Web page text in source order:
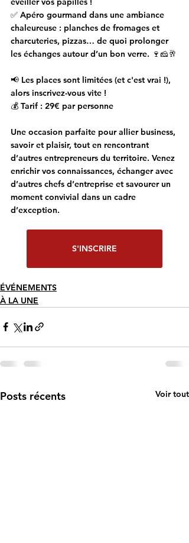
✅ Apéro gourmand dans une ambiance
chaleureuse : planches de fromages et
charcuteries, pizzas… de quoi prolonger
les échanges autour d’un bon verre. 🍷🧀🥂
📢 Les places sont limitées (et c'est vrai !),
alors inscrivez-vous vite !
💰 Tarif : 29€ par personne
Une occasion parfaite pour allier business,
savoir et plaisir, tout en rencontrant
d’autres entrepreneurs du territoire. Venez
enrichir vos connaissances, échanger avec
d’autres chefs d’entreprise et savourer un
moment convivial dans un cadre
d’exception.
S'INSCRIRE
ÉVÉNEMENTS
À LA UNE
Posts récents Voir tout